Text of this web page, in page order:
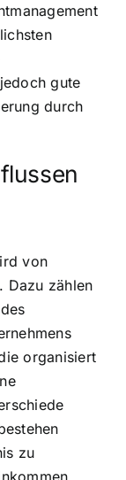
gute
durch
von
Dazu zählen
organisiert
zu